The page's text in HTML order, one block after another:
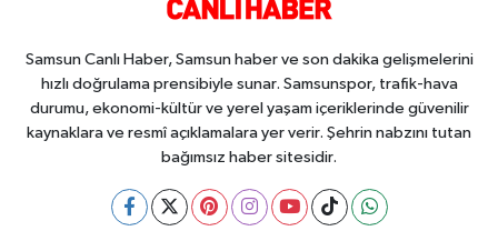
Samsun Canlı Haber, Samsun haber ve son dakika gelişmelerini
hızlı doğrulama prensibiyle sunar. Samsunspor, trafik-hava
durumu, ekonomi-kültür ve yerel yaşam içeriklerinde güvenilir
kaynaklara ve resmî açıklamalara yer verir. Şehrin nabzını tutan
bağımsız haber sitesidir.